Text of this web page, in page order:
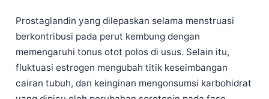
Prostaglandin yang dilepaskan selama menstruasi
berkontribusi pada perut kembung dengan
memengaruhi tonus otot polos di usus. Selain itu,
fluktuasi estrogen mengubah titik keseimbangan
cairan tubuh, dan keinginan mengonsumsi karbohidrat
Shqip
বাংলা
اردو
मराठी